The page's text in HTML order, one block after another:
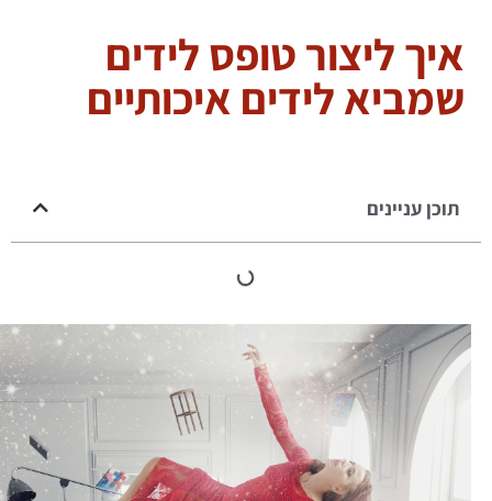
איך ליצור טופס לידים
שמביא לידים איכותיים
תוכן עניינים